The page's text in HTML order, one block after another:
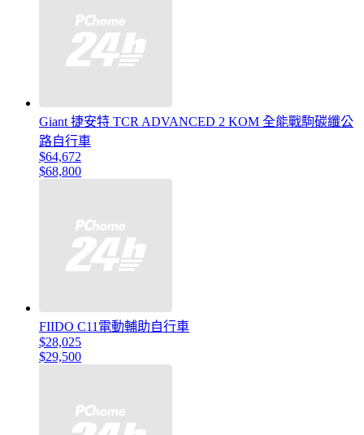
Giant 捷安特 TCR ADVANCED 2 KOM 全能戰駒碳纖公
路自行車
$64,672
$68,800
FIIDO C11電動輔助自行車
$28,025
$29,500